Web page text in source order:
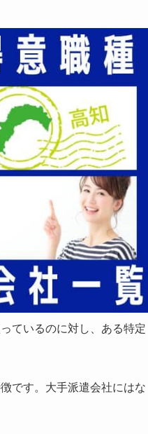
ているのに対し、ある特定
です。大手派遣会社にはな